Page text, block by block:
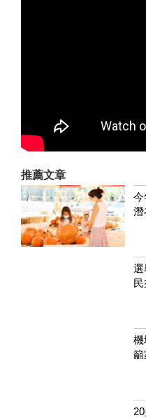
推薦文章
今
潛
選
機
籲